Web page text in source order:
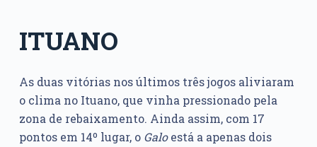
ITUANO
As duas vitórias nos últimos três jogos aliviaram
o clima no Ituano, que vinha pressionado pela
zona de rebaixamento. Ainda assim, com 17
pontos em 14º lugar, o Galoestá a apenas dois